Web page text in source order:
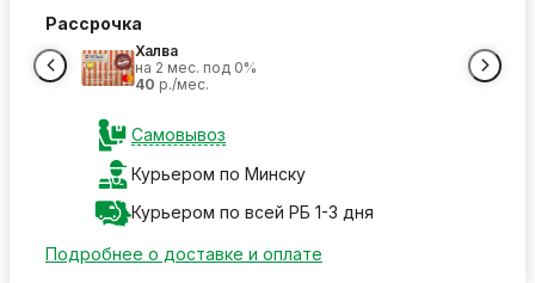
Рассрочка
Халва
на 2 мес. под 0%
40 р./мес.
Самовывоз
Курьером по Минску
Курьером по всей РБ 1-3 дня
Подробнее о доставке и оплате